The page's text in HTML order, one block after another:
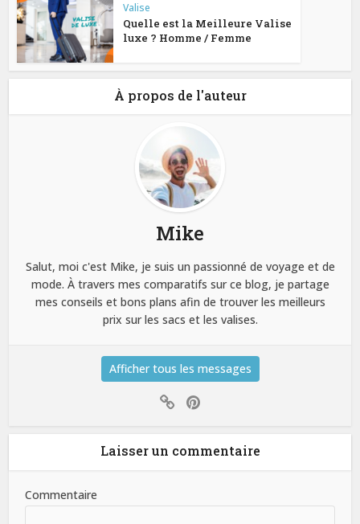
Valise
Quelle est la Meilleure Valise
luxe ? Homme / Femme
À propos de l'auteur
Mike
Salut, moi c'est Mike, je suis un passionné de voyage et de
mode. À travers mes comparatifs sur ce blog, je partage
mes conseils et bons plans afin de trouver les meilleurs
prix sur les sacs et les valises.
Afficher tous les messages
Laisser un commentaire
Commentaire